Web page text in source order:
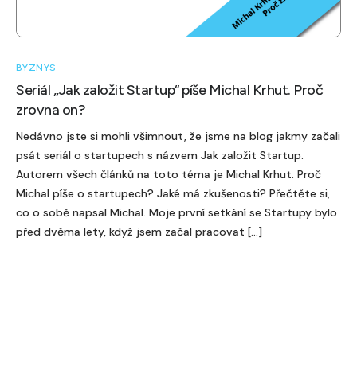
BYZNYS
Seriál ,,Jak založit Startup“ píše Michal Krhut. Proč
zrovna on?
Nedávno jste si mohli všimnout, že jsme na blog jakmy začali
psát seriál o startupech s názvem Jak založit Startup.
Autorem všech článků na toto téma je Michal Krhut. Proč
Michal píše o startupech? Jaké má zkušenosti? Přečtěte si,
co o sobě napsal Michal. Moje první setkání se Startupy bylo
před dvěma lety, když jsem začal pracovat […]